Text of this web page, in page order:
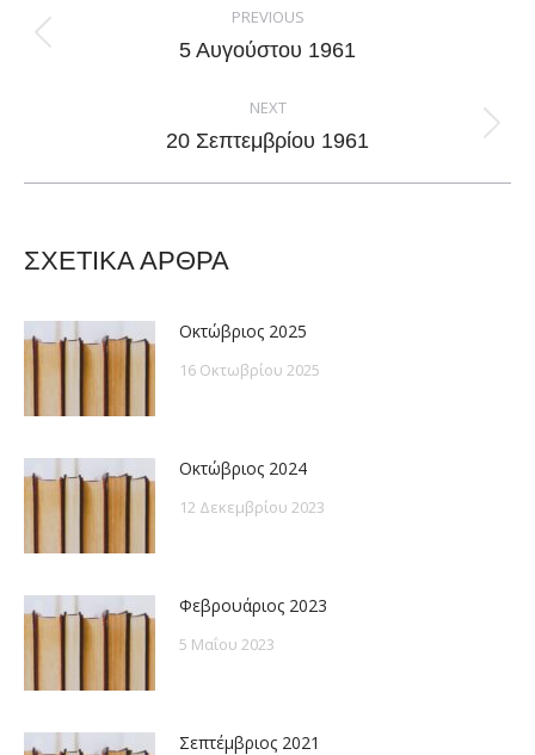
navigation
PREVIOUS
Previous
5 Αυγούστου 1961
NEXT
Next
20 Σεπτεμβρίου 1961
ΣΧΕΤΙΚΑ ΑΡΘΡΑ
Οκτώβριος 2025
16 Οκτωβρίου 2025
Οκτώβριος 2024
12 Δεκεμβρίου 2023
Φεβρουάριος 2023
5 Μαΐου 2023
Σεπτέμβριος 2021